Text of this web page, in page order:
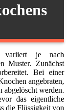
variiert je nach
Muster. Zunächst
Bei einer
angebraten,
abgelöscht werden.
das eigentliche
die Flüssigkeit von